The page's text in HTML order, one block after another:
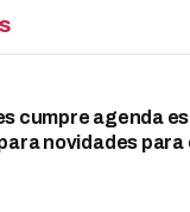
cumpre agenda
novidades para